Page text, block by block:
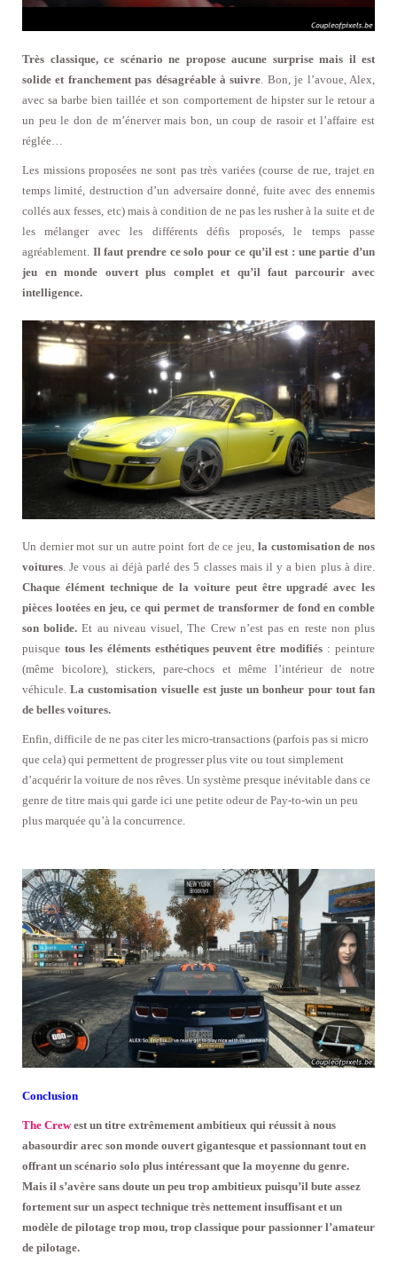
Très classique, ce scénario ne propose aucune surprise mais il est
solide et franchement pas désagréable à suivre. Bon, je l’avoue, Alex,
avec sa barbe bien taillée et son comportement de hipster sur le retour a
un peu le don de m’énerver mais bon, un coup de rasoir et l’affaire est
réglée…
Les missions proposées ne sont pas très variées (course de rue, trajet en
temps limité, destruction d’un adversaire donné, fuite avec des ennemis
collés aux fesses, etc) mais à condition de ne pas les rusher à la suite et de
les mélanger avec les différents défis proposés, le temps passe
agréablement. Il faut prendre ce solo pour ce qu’il est : une partie d’un
jeu en monde ouvert plus complet et qu’il faut parcourir avec
intelligence.
Un dernier mot sur un autre point fort de ce jeu, la customisation de nos
voitures. Je vous ai déjà parlé des 5 classes mais il y a bien plus à dire.
Chaque élément technique de la voiture peut être upgradé avec les
pièces lootées en jeu, ce qui permet de transformer de fond en comble
son bolide. Et au niveau visuel, The Crew n’est pas en reste non plus
puisque tous les éléments esthétiques peuvent être modifiés : peinture
(même bicolore), stickers, pare-chocs et même l’intérieur de notre
véhicule.La customisation visuelle est juste un bonheur pour tout fan
de belles voitures.
Enfin, difficile de ne pas citer les micro-transactions (parfois pas si micro
que cela) qui permettent de progresser plus vite ou tout simplement
d’acquérir la voiture de nos rêves. Un système presque inévitable dans ce
genre de titre mais qui garde ici une petite odeur de Pay-to-win un peu
plus marquée qu’à la concurrence.
Conclusion
The Crewest un titre extrêmement ambitieux qui réussit à nous
abasourdir arec son monde ouvert gigantesque et passionnant tout en
offrant un scénario solo plus intéressant que la moyenne du genre.
Mais il s’avère sans doute un peu trop ambitieux puisqu’il bute assez
fortement sur un aspect technique très nettement insuffisant et un
modèle de pilotage trop mou, trop classique pour passionner l’amateur
de pilotage.